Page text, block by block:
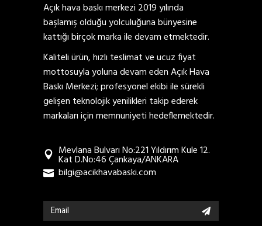
Açık hava baskı merkezi 2019 yılında
başlamış olduğu yolculuğuna bünyesine
kattığı birçok marka ile devam etmektedir.
Kaliteli ürün, hızlı teslimat ve ucuz fiyat
mottosuyla yoluna devam eden Açık Hava
Baskı Merkezi; profesyonel ekibi ile sürekli
gelişen teknolojik yenilikleri takip ederek
markaları için memnuniyeti hedeflemektedir.
Mevlana Bulvarı No:221 Yıldırım Kule 12.
Kat D.No:46 Çankaya/ANKARA
bilgi@acikhavabaski.com